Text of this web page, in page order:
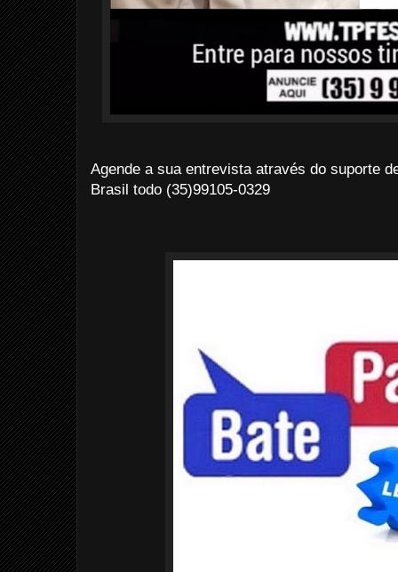
Agende a sua entrevista através do suporte
Brasil todo (35)99105-0329